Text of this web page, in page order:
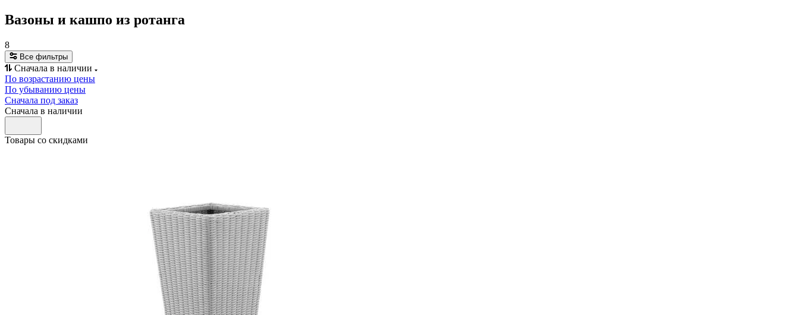
Вазоны и кашпо из ротанга
8
Все фильтры
Сначала в наличии
По возрастанию цены
По убыванию цены
Сначала под заказ
Сначала в наличии
Товары со скидками